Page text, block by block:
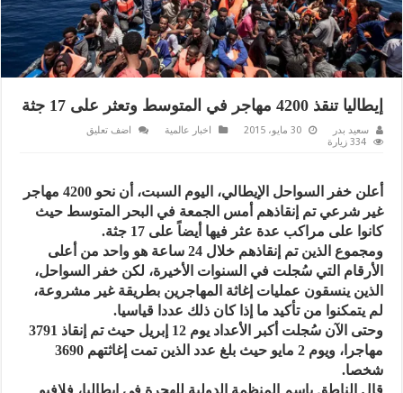
إيطاليا تنقذ 4200 مهاجر في المتوسط وتعثر على 17 جثة
سعيد بدر 30 مايو، 2015 اخبار عالمية
اضف تعليق
334 زيارة
أعلن خفر السواحل الإيطالي، اليوم السبت، أن نحو 4200 مهاجر
غير شرعي تم إنقاذهم أمس الجمعة في البحر المتوسط حيث
كانوا على مراكب عدة عثر فيها أيضاً على 17 جثة.
ومجموع الذين تم إنقاذهم خلال 24 ساعة هو واحد من أعلى
الأرقام التي سُجلت في السنوات الأخيرة، لكن خفر السواحل،
الذين ينسقون عمليات إغاثة المهاجرين بطريقة غير مشروعة،
لم يتمكنوا من تأكيد ما إذا كان ذلك عددا قياسيا.
وحتى الآن سُجلت أكبر الأعداد يوم 12 إبريل حيث تم إنقاذ 3791
مهاجرا، ويوم 2 مايو حيث بلغ عدد الذين تمت إغاثتهم 3690
شخصا.
قال الناطق باسم المنظمة الدولية للهجرة في إيطاليا، فلافيو